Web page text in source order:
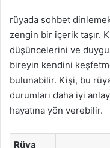
rüyada sohbet
zengin bir içerik taşır.
düşüncelerini ve
bireyin kendini
bulunabilir. Kişi, bu
durumları daha iyi
hayatına yön verebilir.
Rüya